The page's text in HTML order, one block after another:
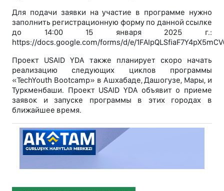
Для подачи заявки на участие в программе нужно
заполнить регистрационную форму по данной ссылке
до 14:00 15 января 2025 г.:
https://docs.google.com/forms/d/e/
Проект USAID YDA также планирует скоро начать
реализацию следующих циклов программы
«TechYouth Bootcamp» в Ашхабаде, Дашогузе, Мары, и
Туркменбаши. Проект USAID YDA объявит о приеме
заявок и запуске программы в этих городах в
ближайшее время.